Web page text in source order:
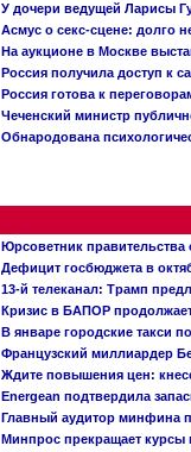
У дочери ведущей Ларисы
Асмус о секс-сцене: долго
На аукционе в Москве
Россия получила доступ к
Россия готова к
Чеченский министр
Обнародована
Юрсоветник
Дефицит госбюджета в
13-й телеканал: Трамп
Кризис в БАПОР
В январе городские такси
Французский миллиардер
Ждите повышения цен:
Energean подтвердила
Главный аудитор минфина
Минпрос прекращает курсы